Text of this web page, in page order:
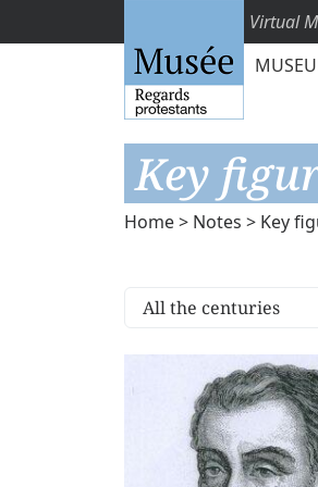
Virtual
Key
Home> Notes > Key